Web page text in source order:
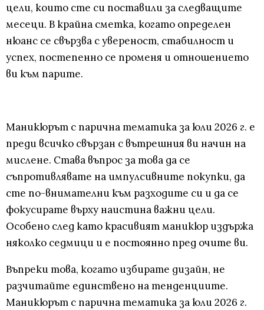
цели, които сте си поставили за следващите
месеци. В крайна сметка, когато определен
нюанс се свързва с увереност, стабилност и
успех, постепенно се променя и отношението
ви към парите.
Маникюрът с парична тематика за юли 2026 г. е
преди всичко свързан с вътрешния ви начин на
мислене. Става въпрос за това да се
съпротивлявате на импулсивните покупки, да
сте по-внимателни към разходите си и да се
фокусирате върху наистина важни цели.
Особено след като красивият маникюр издържа
няколко седмици и е постоянно пред очите ви.
Въпреки това, когато избирате дизайн, не
разчитайте единствено на тенденциите.
Маникюрът с парична тематика за юли 2026 г.